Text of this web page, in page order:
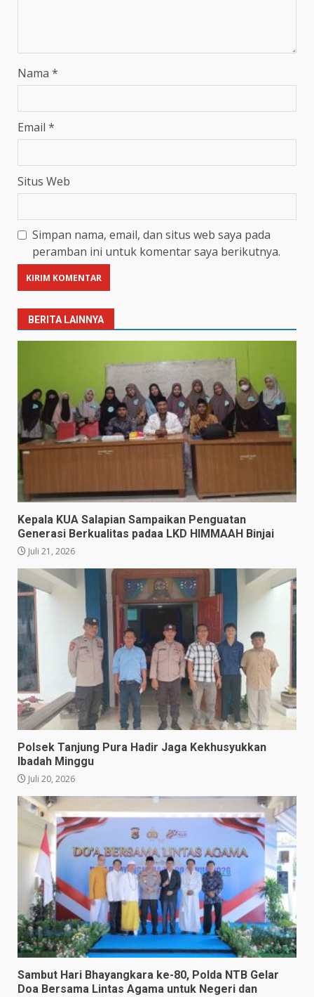
Nama *
Email *
Situs Web
Simpan nama, email, dan situs web saya pada
peramban ini untuk komentar saya berikutnya.
BERITA LAINNYA
Kepala KUA Salapian Sampaikan Penguatan
Generasi Berkualitas padaa LKD HIMMAAH Binjai
Juli 21, 2026
Polsek Tanjung Pura Hadir Jaga Kekhusyukkan
Ibadah Minggu
Juli 20, 2026
Sambut Hari Bhayangkara ke-80, Polda NTB Gelar
Doa Bersama Lintas Agama untuk Negeri dan